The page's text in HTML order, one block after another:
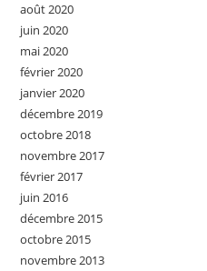
août 2020
juin 2020
mai 2020
février 2020
janvier 2020
décembre 2019
octobre 2018
novembre 2017
février 2017
juin 2016
décembre 2015
octobre 2015
novembre 2013